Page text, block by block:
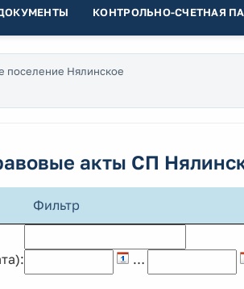
КОНТРОЛЬНО-СЧЕТНАЯ
поселение Нялинское
акты СП
Фильтр
…